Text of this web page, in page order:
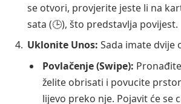
se otvori, provjerite jeste li na
sata (🕒), što predstavlja povijest.
Uklonite Unos: Sada imate dvije
Povlačenje (Swipe):
želite obrisati i povucite
lijevo preko nje. Pojavit će se